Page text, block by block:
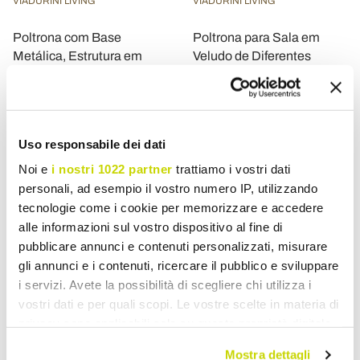
Uso responsabile dei dati
Noi e i nostri 1022 partner trattiamo i vostri dati
personali, ad esempio il vostro numero IP, utilizzando
tecnologie come i cookie per memorizzare e accedere
alle informazioni sul vostro dispositivo al fine di
pubblicare annunci e contenuti personalizzati, misurare
gli annunci e i contenuti, ricercare il pubblico e sviluppare
i servizi. Avete la possibilità di scegliere chi utilizza i
vostri dati e per quali scopi. Le vostre scelte in materia di
Mostra dettagli
Poltrona com Base
Metálica, Estrutura em
€ 457,32 - 20%
Poltrona para Sala em
Veludo de Diferentes
Cores e Base Metálica -
€ 327,46 - 20%
VIADURINI IN THE GARDEN